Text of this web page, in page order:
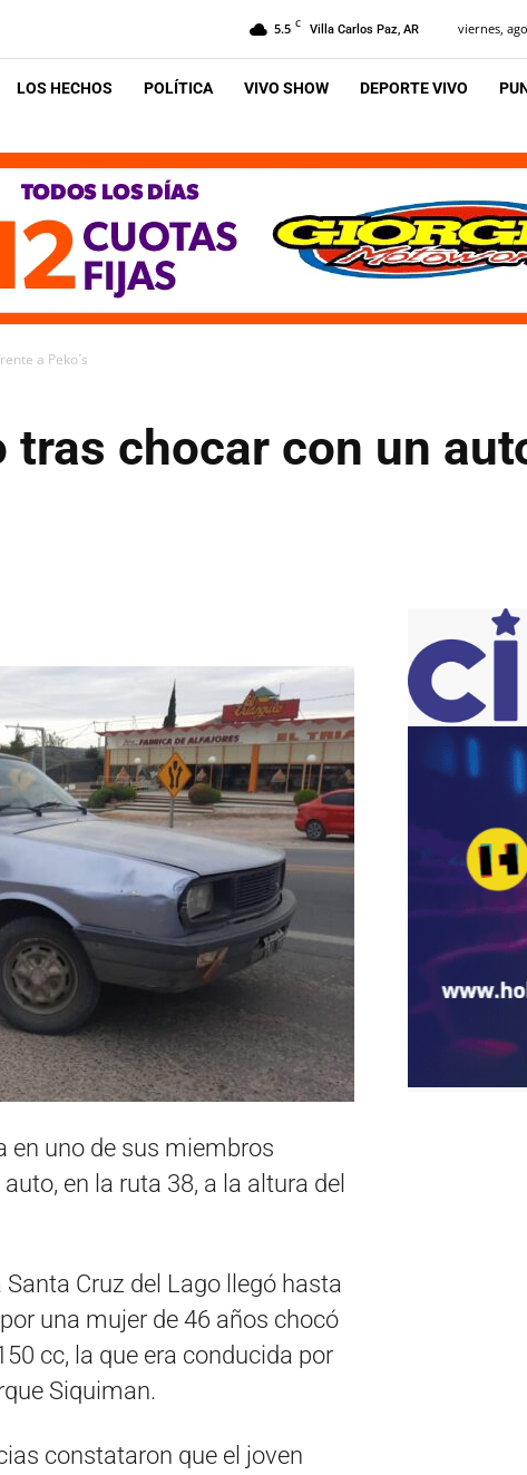
5.5 C Villa Carlos Paz, AR viernes,
LOS HECHOS POLÍTICA VIVO SHOW DEPORTE VIVO
a Peko´s
chocar con un
en uno de sus miembros
en la ruta 38, a la altura del
Cruz del Lago llegó hasta
una mujer de 46 años chocó
cc, la que era conducida por
Siquiman.
constataron que el joven